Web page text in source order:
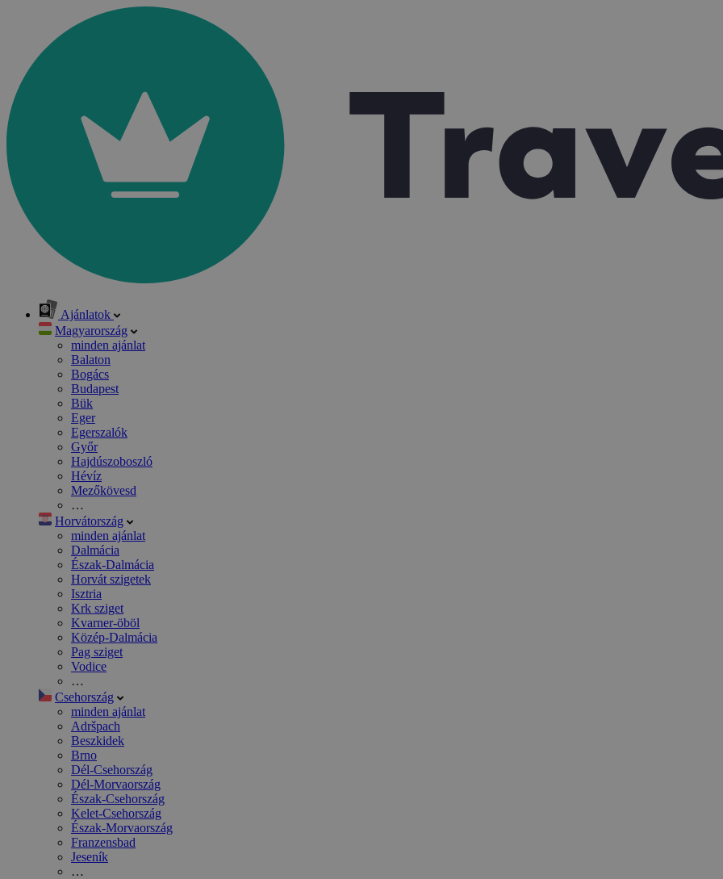
Ajánlatok
Magyarország
minden ajánlat
Balaton
Bogács
Budapest
Bük
Eger
Egerszalók
Győr
Hajdúszoboszló
Hévíz
Mezőkövesd
…
Horvátország
minden ajánlat
Dalmácia
Észak-Dalmácia
Horvát szigetek
Isztria
Krk sziget
Kvarner-öböl
Közép-Dalmácia
Pag sziget
Vodice
…
Csehország
minden ajánlat
Adršpach
Beszkidek
Brno
Dél-Csehország
Dél-Morvaország
Észak-Csehország
Kelet-Csehország
Észak-Morvaország
Franzensbad
Jeseník
…